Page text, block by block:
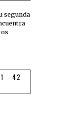
segunda
42